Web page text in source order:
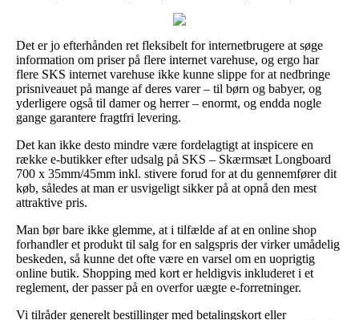
Det er jo efterhånden ret fleksibelt for internetbrugere at søge
information om priser på flere internet varehuse, og ergo har
flere SKS internet varehuse ikke kunne slippe for at nedbringe
prisniveauet på mange af deres varer – til børn og babyer, og
yderligere også til damer og herrer – enormt, og endda nogle
gange garantere fragtfri levering.
Det kan ikke desto mindre være fordelagtigt at inspicere en
række e-butikker efter udsalg på SKS – Skærmsæt Longboard
700 x 35mm/45mm inkl. stivere forud for at du gennemfører dit
køb, således at man er usvigeligt sikker på at opnå den mest
attraktive pris.
Man bør bare ikke glemme, at i tilfælde af at en online shop
forhandler et produkt til salg for en salgspris der virker umådelig
beskeden, så kunne det ofte være en varsel om en uoprigtig
online butik. Shopping med kort er heldigvis inkluderet i et
reglement, der passer på en overfor uægte e-forretninger.
Vi tilråder generelt bestillinger med betalingskort eller